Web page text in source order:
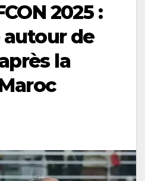
2025 :
de
la